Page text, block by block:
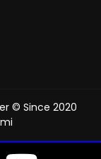
© Since 2020